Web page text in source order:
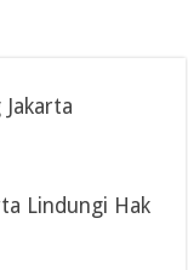
Jakarta
Lindungi Hak